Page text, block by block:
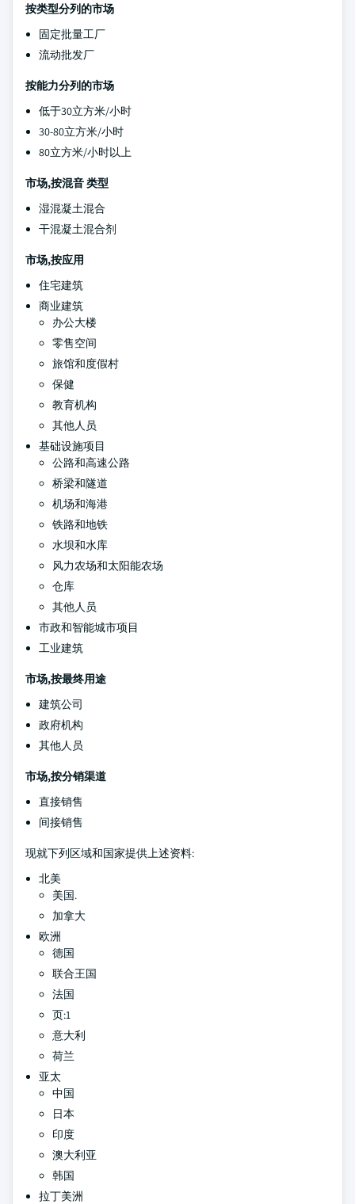
按类型分列的市场
固定批量工厂
流动批发厂
按能力分列的市场
低于30立方米/小时
30-80立方米/小时
80立方米/小时以上
市场,按混音 类型
湿混凝土混合
干混凝土混合剂
市场,按应用
住宅建筑
商业建筑
办公大楼
零售空间
旅馆和度假村
保健
教育机构
其他人员
基础设施项目
公路和高速公路
桥梁和隧道
机场和海港
铁路和地铁
水坝和水库
风力农场和太阳能农场
仓库
其他人员
市政和智能城市项目
工业建筑
市场,按最终用途
建筑公司
政府机构
其他人员
市场,按分销渠道
直接销售
间接销售
现就下列区域和国家提供上述资料:
北美
美国.
加拿大
欧洲
德国
联合王国
法国
页:1
意大利
荷兰
亚太
中国
日本
印度
澳大利亚
韩国
拉丁美洲